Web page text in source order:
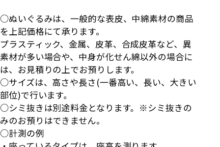
○ぬいぐるみは、一般的な表皮、中綿素材の商品
を上記価格にて承ります。
プラスティック、金属、皮革、合成皮革など、異
素材が多い場合や、中身が化せん綿以外の場合に
は、お見積りの上でお預りします。
○サイズは、高さや長さ(一番高い、長い、大きい
部位)で行います。
○シミ抜きは別途料金となります。※シミ抜きの
みのお預りはできません。
○計測の例